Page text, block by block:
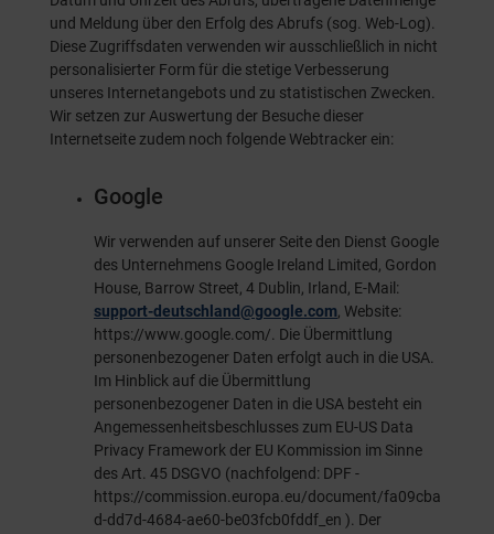
und Meldung über den Erfolg des Abrufs (sog. Web-Log).
Diese Zugriffsdaten verwenden wir ausschließlich in nicht
personalisierter Form für die stetige Verbesserung
unseres Internetangebots und zu statistischen Zwecken.
Wir setzen zur Auswertung der Besuche dieser
Internetseite zudem noch folgende Webtracker ein:
Google
Wir verwenden auf unserer Seite den Dienst Google
des Unternehmens Google Ireland Limited, Gordon
House, Barrow Street, 4 Dublin, Irland, E-Mail:
support-deutschland@google.com, Website:
https://www.google.com/. Die Übermittlung
personenbezogener Daten erfolgt auch in die USA.
Im Hinblick auf die Übermittlung
personenbezogener Daten in die USA besteht ein
Angemessenheitsbeschlusses zum EU-US Data
Privacy Framework der EU Kommission im Sinne
des Art. 45 DSGVO (nachfolgend: DPF -
https://commission.europa.eu/document/fa09cba
d-dd7d-4684-ae60-be03fcb0fddf_en ). Der